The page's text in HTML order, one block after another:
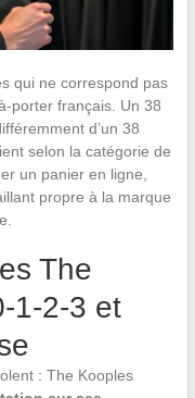
qui ne correspond pas
porter français. Un 38
d’un 38
selon la catégorie de
un panier en ligne,
propre à la marque
The
1-2-3 et
: The Kooples